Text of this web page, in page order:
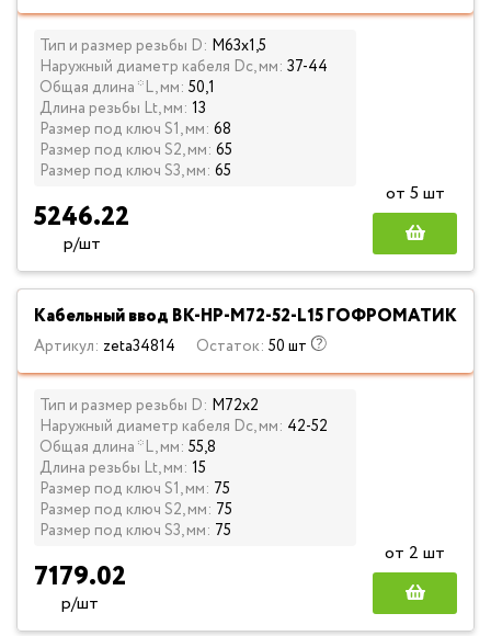
Тип и размер резьбы D: М63х1,5
Наружный диаметр кабеля Dc, мм: 37-44
Общая длина *L, мм: 50,1
Длина резьбы Lt, мм: 13
Размер под ключ S1, мм: 68
Размер под ключ S2, мм: 65
Размер под ключ S3, мм: 65
5246.22
р/шт
от 5 шт
Кабельный ввод ВК-НР-М72-52-L15 ГОФРОМАТИК
Артикул: zeta34814 Остаток: 50 шт
Тип и размер резьбы D: М72х2
Наружный диаметр кабеля Dc, мм: 42-52
Общая длина *L, мм: 55,8
Длина резьбы Lt, мм: 15
Размер под ключ S1, мм: 75
Размер под ключ S2, мм: 75
Размер под ключ S3, мм: 75
7179.02
р/шт
от 2 шт